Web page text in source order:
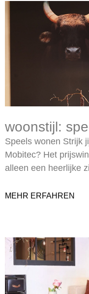
woonstijl:
Speels wonen Strijk
Mobitec? Het
alleen een heerlijke
MEHR ERFAHREN